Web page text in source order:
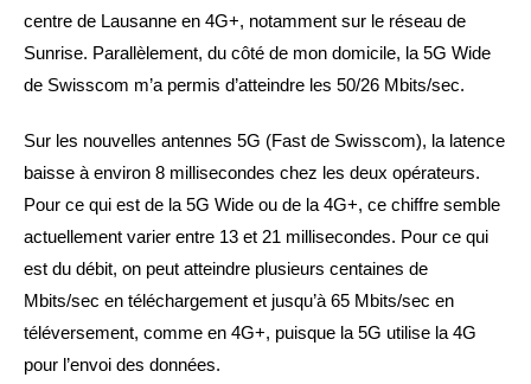
centre de Lausanne en 4G+, notamment sur le réseau de
Sunrise. Parallèlement, du côté de mon domicile, la 5G Wide
de Swisscom m’a permis d’atteindre les 50/26 Mbits/sec.
Sur les nouvelles antennes 5G (Fast de Swisscom), la latence
baisse à environ 8 millisecondes chez les deux opérateurs.
Pour ce qui est de la 5G Wide ou de la 4G+, ce chiffre semble
actuellement varier entre 13 et 21 millisecondes. Pour ce qui
est du débit, on peut atteindre plusieurs centaines de
Mbits/sec en téléchargement et jusqu’à 65 Mbits/sec en
téléversement, comme en 4G+, puisque la 5G utilise la 4G
pour l’envoi des données.